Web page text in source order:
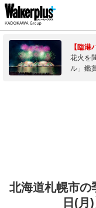
【臨港
花火を
ル」鑑
北海道札幌市の
日(月